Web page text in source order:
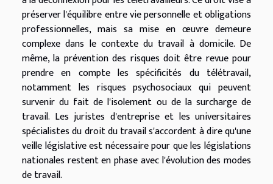
préserver l'équilibre entre vie personnelle et obligations
professionnelles, mais sa mise en œuvre demeure
complexe dans le contexte du travail à domicile. De
même, la prévention des risques doit être revue pour
prendre en compte les spécificités du télétravail,
notamment les risques psychosociaux qui peuvent
survenir du fait de l'isolement ou de la surcharge de
travail. Les juristes d'entreprise et les universitaires
spécialistes du droit du travail s'accordent à dire qu'une
veille législative est nécessaire pour que les législations
nationales restent en phase avec l'évolution des modes
de travail.